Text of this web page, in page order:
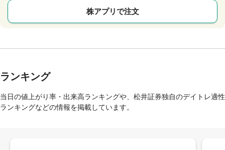
株アプリで注文
ランキング
当日の値上がり率・出来高ランキングや、松井証券独自のデイトレ適性
ランキングなどの情報を掲載しています。